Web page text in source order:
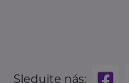
Sledujte nás: